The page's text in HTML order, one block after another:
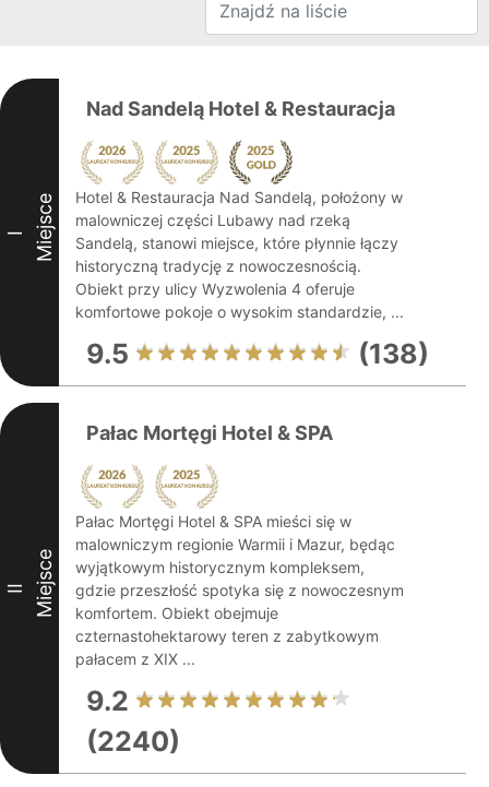
I Miejsce
Nad Sandelą Hotel & Restauracja
Hotel & Restauracja Nad Sandelą, położony w
malowniczej części Lubawy nad rzeką
Sandelą, stanowi miejsce, które płynnie łączy
historyczną tradycję z nowoczesnością.
Obiekt przy ulicy Wyzwolenia 4 oferuje
komfortowe pokoje o wysokim standardzie, ...
9.5 (138)
II Miejsce
Pałac Mortęgi Hotel & SPA
Pałac Mortęgi Hotel & SPA mieści się w
malowniczym regionie Warmii i Mazur, będąc
wyjątkowym historycznym kompleksem,
gdzie przeszłość spotyka się z nowoczesnym
komfortem. Obiekt obejmuje
czternastohektarowy teren z zabytkowym
pałacem z XIX ...
9.2
(2240)